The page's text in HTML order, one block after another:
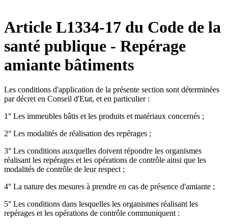
Article L1334-17 du Code de la
santé publique - Repérage
amiante bâtiments
Les conditions d'application de la présente section sont déterminées
par décret en Conseil d'Etat, et en particulier :
1° Les immeubles bâtis et les produits et matériaux concernés ;
2° Les modalités de réalisation des repérages ;
3° Les conditions auxquelles doivent répondre les organismes
réalisant les repérages et les opérations de contrôle ainsi que les
modalités de contrôle de leur respect ;
4° La nature des mesures à prendre en cas de présence d'amiante ;
5° Les conditions dans lesquelles les organismes réalisant les
repérages et les opérations de contrôle communiquent :